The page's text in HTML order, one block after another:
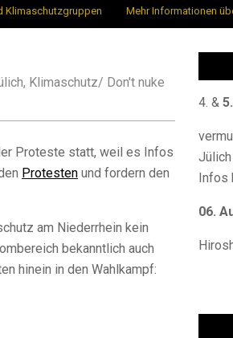
Klimaschutzgruppen Mehr Informationen
, Klimaschutz/ Don't nuke
Proteste statt, weil es Infos
Protesten und fordern den
am Niederrhein kein
bekanntlich auch
hinein in den Wahlkampf:
4. &
Jülich
Infos
06.